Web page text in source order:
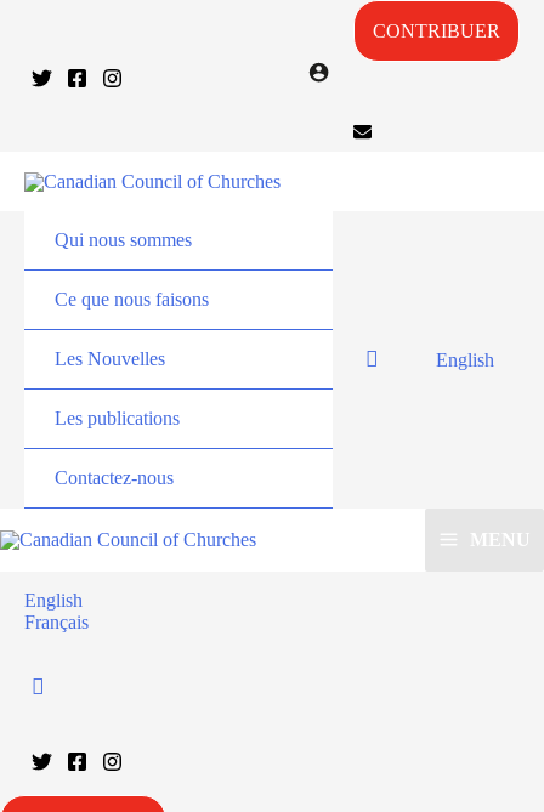
CONTRIBUER
Qui nous sommes
Ce que nous faisons
Les Nouvelles
Les publications
Contactez-nous
English
MENU
English
Français